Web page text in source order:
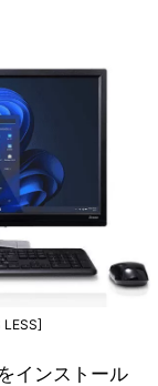
インストール